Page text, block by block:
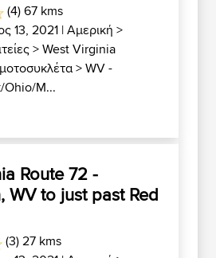
(4) 67 kms
13, 2021 |Αμερική >
>West Virginia
>WV -
Ohio/M...
Route 72 -
WV to just past Red
(3) 27 kms